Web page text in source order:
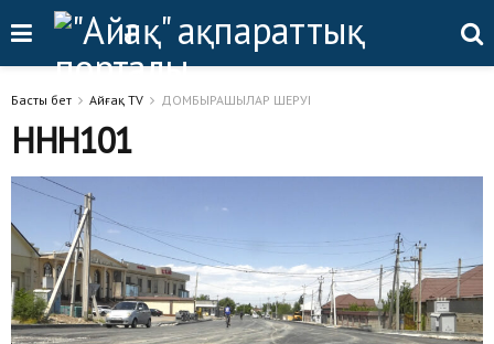
Басты бет Айғақ TV ДОМБЫРАШЫЛАР ШЕРУІ
ННН101